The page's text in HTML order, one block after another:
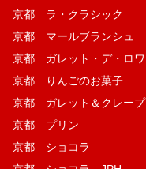
京都 ラ・クラシック
京都 マールブランシュ
京都 ガレット・デ・ロワ
京都 りんごのお菓子
京都 ガレット＆クレープ
京都 プリン
京都 ショコラ